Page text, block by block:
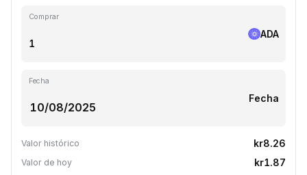
Comprar
ADA
Fecha
Fecha
Valor histórico kr8.26
Valor de hoy kr1.87